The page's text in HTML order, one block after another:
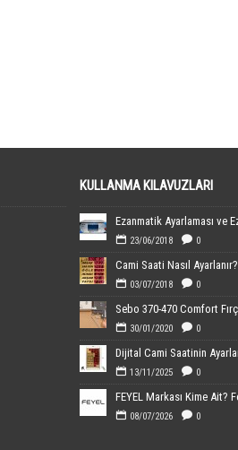
KULLANMA KILAVUZLARI
23/06/2018 0
Cami Saati Nasıl Ayarlanır?
03/07/2018 0
30/01/2020 0
13/11/2025 0
08/07/2026 0